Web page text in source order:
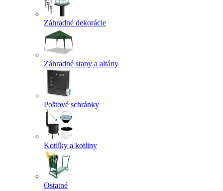
Záhradné dekorácie
Záhradné stany a altány
Poštové schránky
Kotlíky a kotliny
Ostatné